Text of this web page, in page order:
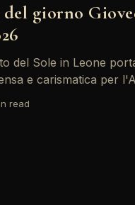
del giorno
e carismatica per
per riflettere su obiettivi
read